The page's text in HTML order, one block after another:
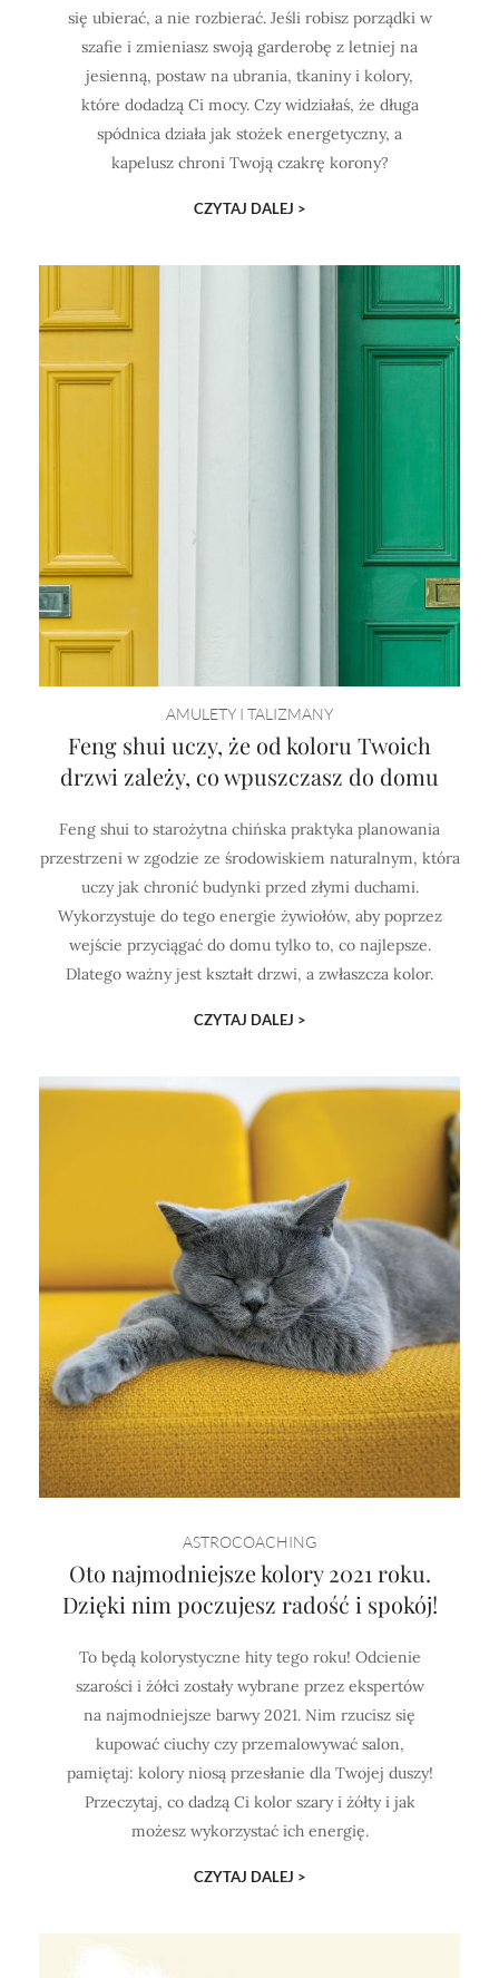
się ubierać, a nie rozbierać. Jeśli robisz porządki w
szafie i zmieniasz swoją garderobę z letniej na
jesienną, postaw na ubrania, tkaniny i kolory,
które dodadzą Ci mocy. Czy widziałaś, że długa
spódnica działa jak stożek energetyczny, a
kapelusz chroni Twoją czakrę korony?
CZYTAJ DALEJ >
AMULETY I TALIZMANY
Feng shui uczy, że od koloru Twoich
drzwi zależy, co wpuszczasz do domu
Feng shui to starożytna chińska praktyka planowania
przestrzeni w zgodzie ze środowiskiem naturalnym, która
uczy jak chronić budynki przed złymi duchami.
Wykorzystuje do tego energie żywiołów, aby poprzez
wejście przyciągać do domu tylko to, co najlepsze.
Dlatego ważny jest kształt drzwi, a zwłaszcza kolor.
CZYTAJ DALEJ >
ASTROCOACHING
Oto najmodniejsze kolory 2021 roku.
Dzięki nim poczujesz radość i spokój!
To będą kolorystyczne hity tego roku! Odcienie
szarości i żółci zostały wybrane przez ekspertów
na najmodniejsze barwy 2021. Nim rzucisz się
kupować ciuchy czy przemalowywać salon,
pamiętaj: kolory niosą przesłanie dla Twojej duszy!
Przeczytaj, co dadzą Ci kolor szary i żółty i jak
możesz wykorzystać ich energię.
CZYTAJ DALEJ >